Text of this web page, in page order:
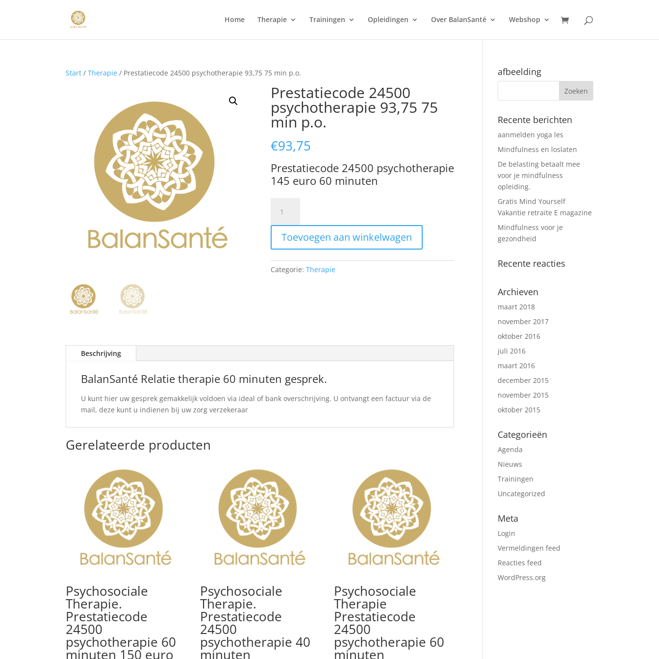
Home Therapie Trainingen Opleidingen Over BalanSanté Webshop
Start /Therapie / Prestatiecode 24500 psychotherapie 93,75 75 min p.o.
Prestatiecode 24500
psychotherapie 93,75 75
min p.o.
€93,75
Prestatiecode 24500 psychotherapie
145 euro 60 minuten
24500
psychotherapie
93,75
75
min
p.o.
Toevoegen aan winkelwagen
Categorie: Therapie
Beschrijving
BalanSanté Relatie therapie 60 minuten gesprek.
U kunt hier uw gesprek gemakkelijk voldoen via ideal of bank overschrijving. U ontvangt een factuur via de
mail, deze kunt u indienen bij uw zorg verzekeraar
Gerelateerde producten
Psychosociale
Therapie.
Prestatiecode
24500
psychotherapie 60
minuten 150 euro
Psychosociale
Therapie.
Prestatiecode
24500
psychotherapie 40
minuten
Psychosociale
Therapie
Prestatiecode
24500
psychotherapie 60
minuten
afbeelding
Recente berichten
aanmelden yoga les
Mindfulness en loslaten
De belasting betaalt mee
voor je mindfulness
opleiding.
Gratis Mind Yourself
Vakantie retraite E magazine
Mindfulness voor je
gezondheid
Recente reacties
Archieven
maart 2018
november 2017
oktober 2016
juli 2016
maart 2016
december 2015
november 2015
oktober 2015
Categorieën
Agenda
Nieuws
Trainingen
Uncategorized
Meta
Login
Vermeldingen feed
Reacties feed
WordPress.org